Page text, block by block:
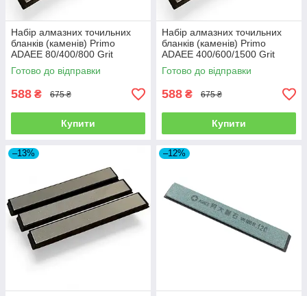
Набір алмазних точильних
бланків (каменів) Primo
ADAEE 80/400/800 Grit
Готово до відправки
588 ₴ 675 ₴
Купити
Набір алмазних точильних
бланків (каменів) Primo
ADAEE 400/600/1500 Grit
Готово до відправки
588 ₴ 675 ₴
Купити
–13% –12%